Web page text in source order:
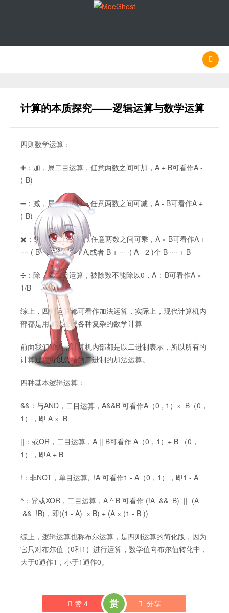
计算的本质探究——逻辑运算与数学运算
四则数学运算：
➕：加，属二目运算，任意两数之间可加，A + B可看作A -
(-B)
➖：减，属二目运算，任意两数之间可减，A - B可看作A +
(-B)
✖️：乘，属二目运算，任意两数之间可乘，A × B可看作A +
···· ( B - 2 )个A···· + A,或者 B + ··· ·( A - 2 )个 B ···· + B
➗：除，属二目运算，被除数不能除以0，A ÷ B可看作A ×
1/B
综上，四则运算都可看作加法运算，实际上，现代计算机内
部都是用加法处理各种复杂的数学计算
前面我们知道，计算机内部都是以二进制表示，所以所有的
计算过程可以总结为二进制的加法运算。
四种基本逻辑运算：
&&：与AND，二目运算，A&&B 可看作A（0 , 1）× B（0，
1），即 A × B
||：或OR，二目运算，A || B可看作 A（0，1）+ B （0，
1），即A + B
!：非NOT，单目运算, !A 可看作1 - A（0，1），即1 - A
^：异或XOR，二目运算，A ^ B 可看作 (!A && B) || (A
&& !B)，即((1 - A) × B) + (A × (1 - B ))
综上，逻辑运算也称布尔运算，是四则运算的简化版，因为
它只对布尔值（0和1）进行运算，数学值向布尔值转化中，
大于0通作1，小于1通作0。
赞 4 赏 分享